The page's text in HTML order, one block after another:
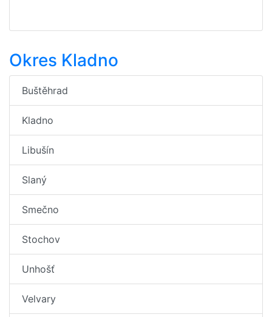
Okres Kladno
Buštěhrad
Kladno
Libušín
Slaný
Smečno
Stochov
Unhošť
Velvary